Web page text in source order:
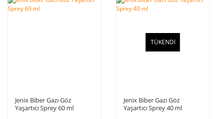
Jenix Biber Gazı Göz
Yaşartıcı Sprey 60 ml
TÜKENDİ
Jenix Biber Gazı Göz
Yaşartıcı Sprey 40 ml